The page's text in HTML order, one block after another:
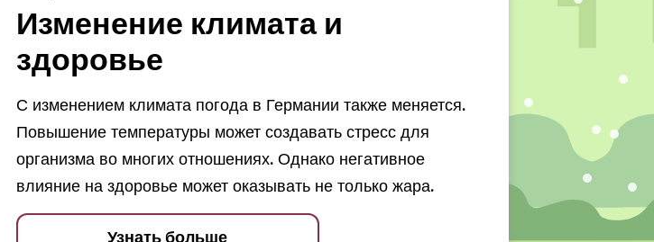
Изменение климата и
здоровье
С изменением климата погода в Германии также меняется.
Повышение температуры может создавать стресс для
организма во многих отношениях. Однако негативное
влияние на здоровье может оказывать не только жара.
Узнать больше